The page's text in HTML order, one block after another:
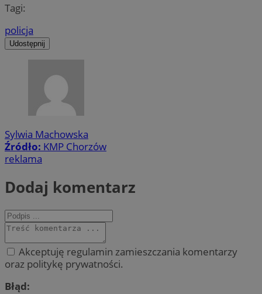
Tagi:
policja
Udostępnij
Sylwia Machowska
Źródło: KMP Chorzów
reklama
Dodaj komentarz
Akceptuję regulamin zamieszczania komentarzy
oraz politykę prywatności.
Błąd: